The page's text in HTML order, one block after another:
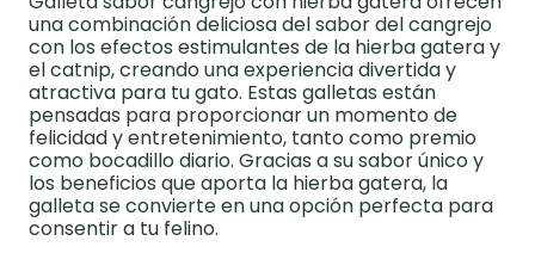
una combinación deliciosa del sabor del cangrejo
con los efectos estimulantes de la hierba gatera y
el catnip, creando una experiencia divertida y
atractiva para tu gato. Estas galletas están
pensadas para proporcionar un momento de
felicidad y entretenimiento, tanto como premio
como bocadillo diario. Gracias a su sabor único y
los beneficios que aporta la hierba gatera, la
galleta se convierte en una opción perfecta para
consentir a tu felino.